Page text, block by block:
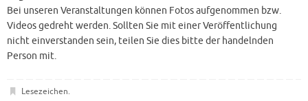
Bei unseren Veranstaltungen können Fotos aufgenommen bzw.
Videos gedreht werden. Sollten Sie mit einer Veröffentlichung
nicht einverstanden sein, teilen Sie dies bitte der handelnden
Person mit.
Lesezeichen.